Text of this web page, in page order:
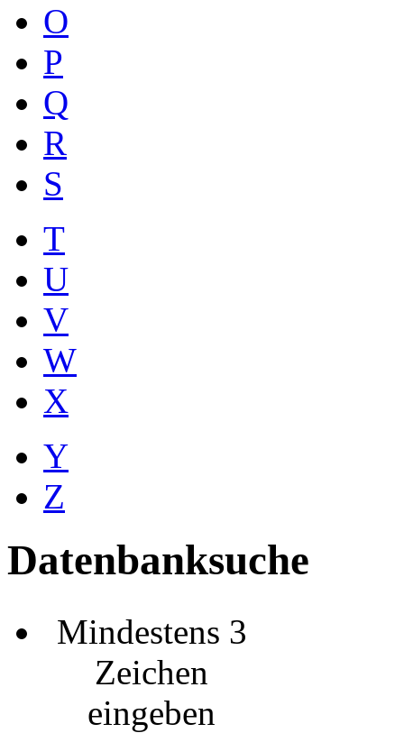
O
P
Q
R
S
T
U
V
W
X
Y
Z
Datenbanksuche
Mindestens 3
Zeichen
eingeben